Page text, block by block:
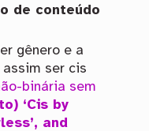
de conteúdo
gênero e a
ser cis
binária sem
‘Cis by
and